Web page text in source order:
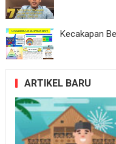
Kecakapan
ARTIKEL BARU